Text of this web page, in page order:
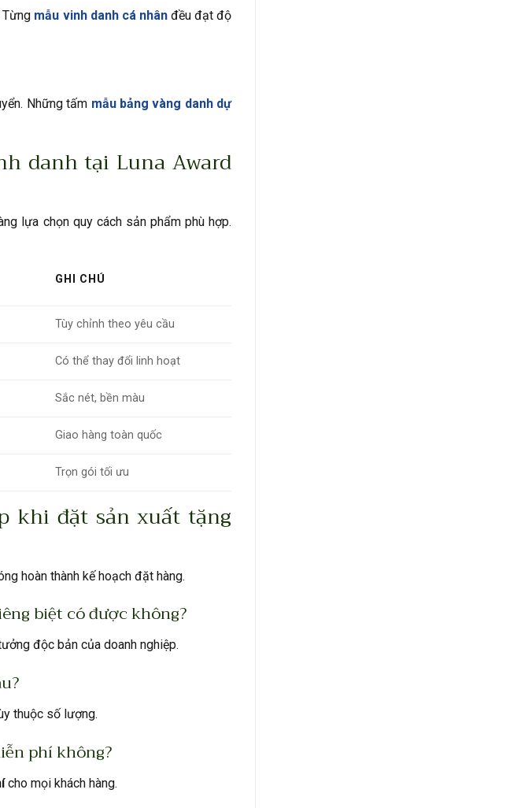
mẫu vinh danh cá nhânđều đạt độ
Những tấm mẫu bảng vàng danh dự
danh tại Luna Award
lựa chọn quy cách sản phẩm phù hợp.
GHI CHÚ
Tùy chỉnh theo yêu cầu
Có thể thay đổi linh hoạt
Sắc nét, bền màu
Giao hàng toàn quốc
Trọn gói tối ưu
khi đặt sản xuất tặng
hoàn thành kế hoạch đặt hàng.
biệt có được không?
độc bản của doanh nghiệp.
thuộc số lượng.
phí không?
cho mọi khách hàng.